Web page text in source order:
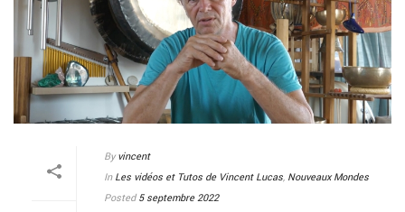
By vincent
In Les vidéos et Tutos de Vincent Lucas, Nouveaux Mondes
Posted 5 septembre 2022